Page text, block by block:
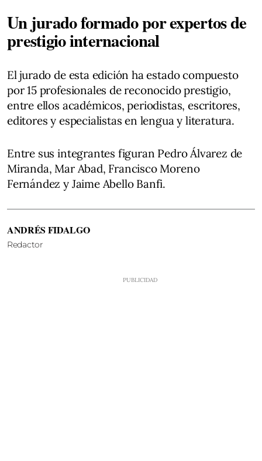
Un jurado formado por expertos de
prestigio internacional
El jurado de esta edición ha estado compuesto
por 15 profesionales de reconocido prestigio,
entre ellos académicos, periodistas, escritores,
editores y especialistas en lengua y literatura.
Entre sus integrantes figuran Pedro Álvarez de
Miranda, Mar Abad, Francisco Moreno
Fernández y Jaime Abello Banfi.
ANDRÉS FIDALGO
Redactor